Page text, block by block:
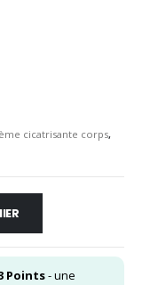
cicatrisante corps,
Points- une